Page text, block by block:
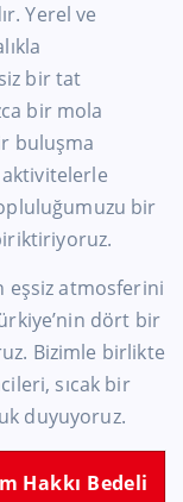
Yerel ve
bir tat
bir mola
buluşma
bir
eşsiz atmosferini
dört bir
Bizimle birlikte
sıcak bir
duyuyoruz.
Hakkı Bedeli